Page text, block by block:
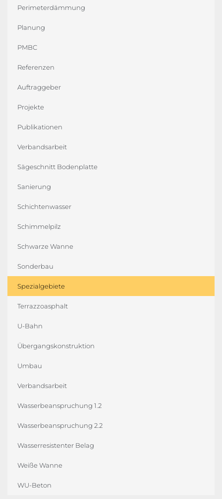
Perimeterdämmung
Planung
PMBC
Referenzen
Auftraggeber
Projekte
Publikationen
Verbandsarbeit
Sägeschnitt Bodenplatte
Sanierung
Schichtenwasser
Schimmelpilz
Schwarze Wanne
Sonderbau
Spezialgebiete
Terrazzoasphalt
U-Bahn
Übergangskonstruktion
Umbau
Verbandsarbeit
Wasserbeanspruchung 1.2
Wasserbeanspruchung 2.2
Wasserresistenter Belag
Weiße Wanne
WU-Beton